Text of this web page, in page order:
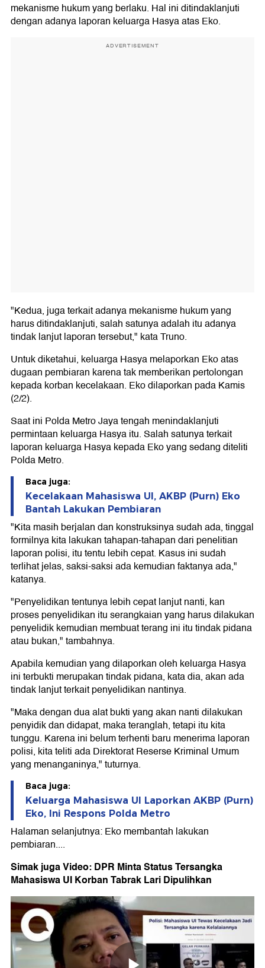
mekanisme hukum yang berlaku. Hal ini ditindaklanjuti
dengan adanya laporan keluarga Hasya atas Eko.
ADVERTISEMENT
"Kedua, juga terkait adanya mekanisme hukum yang
harus ditindaklanjuti, salah satunya adalah itu adanya
tindak lanjut laporan tersebut," kata Truno.
Untuk diketahui, keluarga Hasya melaporkan Eko atas
dugaan pembiaran karena tak memberikan pertolongan
kepada korban kecelakaan. Eko dilaporkan pada Kamis
(2/2).
Saat ini Polda Metro Jaya tengah menindaklanjuti
permintaan keluarga Hasya itu. Salah satunya terkait
laporan keluarga Hasya kepada Eko yang sedang diteliti
Polda Metro.
Baca juga:
Kecelakaan Mahasiswa UI, AKBP (Purn) Eko
Bantah Lakukan Pembiaran
"Kita masih berjalan dan konstruksinya sudah ada, tinggal
formilnya kita lakukan tahapan-tahapan dari penelitian
laporan polisi, itu tentu lebih cepat. Kasus ini sudah
terlihat jelas, saksi-saksi ada kemudian faktanya ada,"
katanya.
"Penyelidikan tentunya lebih cepat lanjut nanti, kan
proses penyelidikan itu serangkaian yang harus dilakukan
penyelidik kemudian membuat terang ini itu tindak pidana
atau bukan," tambahnya.
Apabila kemudian yang dilaporkan oleh keluarga Hasya
ini terbukti merupakan tindak pidana, kata dia, akan ada
tindak lanjut terkait penyelidikan nantinya.
"Maka dengan dua alat bukti yang akan nanti dilakukan
penyidik dan didapat, maka teranglah, tetapi itu kita
tunggu. Karena ini belum terhenti baru menerima laporan
polisi, kita teliti ada Direktorat Reserse Kriminal Umum
yang menanganinya," tuturnya.
Baca juga:
Keluarga Mahasiswa UI Laporkan AKBP (Purn)
Eko, Ini Respons Polda Metro
Halaman selanjutnya: Eko membantah lakukan
pembiaran....
Simak juga Video: DPR Minta Status Tersangka
Mahasiswa UI Korban Tabrak Lari Dipulihkan